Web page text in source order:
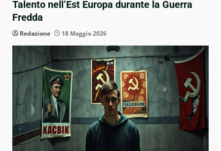
Talento nell’Est Europa durante la Guerra
Fredda
Redazione 18 Maggio 2026